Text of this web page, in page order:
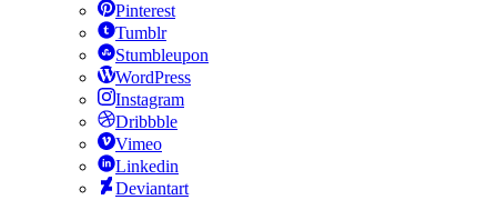
Pinterest
Tumblr
Stumbleupon
WordPress
Instagram
Dribbble
Vimeo
Linkedin
Deviantart